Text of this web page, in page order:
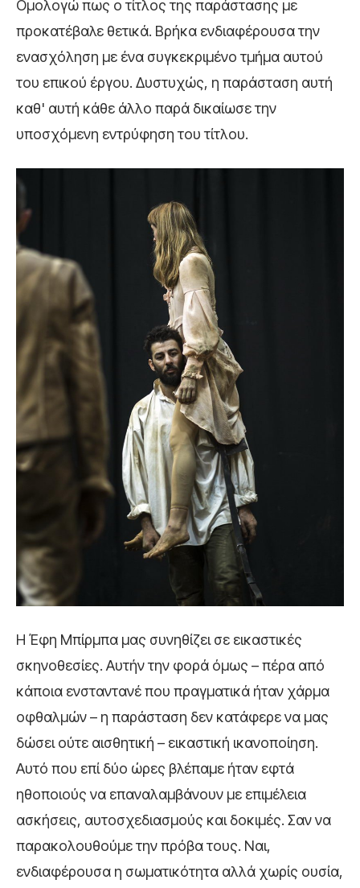
Ομολογώ πως ο τίτλος της παράστασης με
προκατέβαλε θετικά. Βρήκα ενδιαφέρουσα την
ενασχόληση με ένα συγκεκριμένο τμήμα αυτού
του επικού έργου. Δυστυχώς, η παράσταση αυτή
καθ' αυτή κάθε άλλο παρά δικαίωσε την
υποσχόμενη εντρύφηση του τίτλου.
Η Έφη Μπίρμπα μας συνηθίζει σε εικαστικές
σκηνοθεσίες. Αυτήν την φορά όμως – πέρα από
κάποια ενσταντανέ που πραγματικά ήταν χάρμα
οφθαλμών – η παράσταση δεν κατάφερε να μας
δώσει ούτε αισθητική – εικαστική ικανοποίηση.
Αυτό που επί δύο ώρες βλέπαμε ήταν εφτά
ηθοποιούς να επαναλαμβάνουν με επιμέλεια
ασκήσεις, αυτοσχεδιασμούς και δοκιμές. Σαν να
παρακολουθούμε την πρόβα τους. Ναι,
ενδιαφέρουσα η σωματικότητα αλλά χωρίς ουσία,